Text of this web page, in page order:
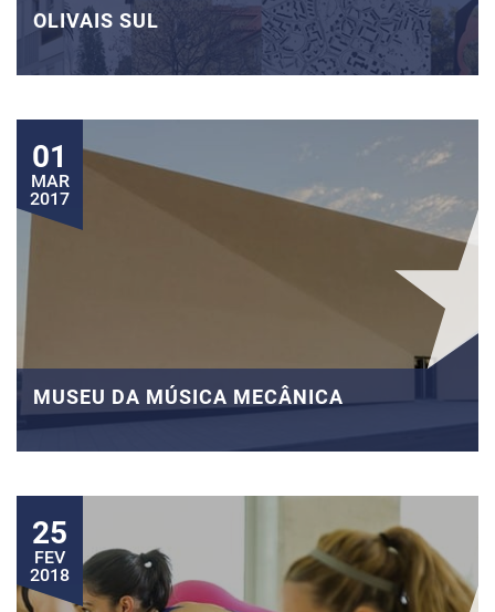
OLIVAIS SUL
01
MAR
2017
MUSEU DA MÚSICA MECÂNICA
25
FEV
2018